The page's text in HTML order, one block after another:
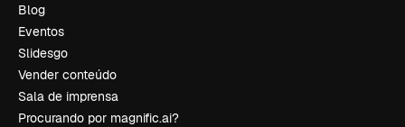
Blog
Eventos
Slidesgo
Vender conteúdo
Sala de imprensa
Procurando por magnific.ai?